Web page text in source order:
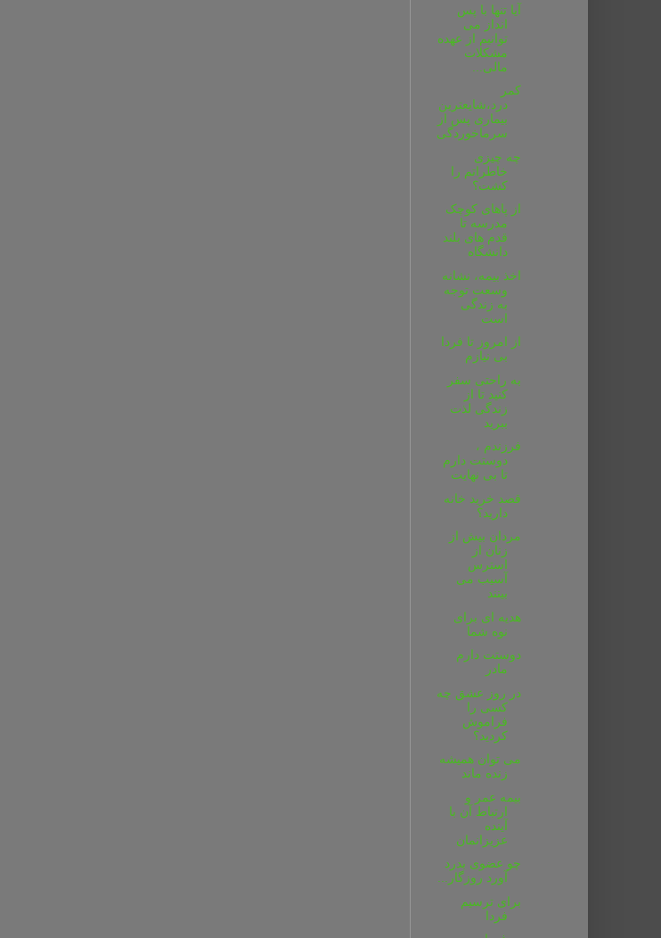
آیا تنها با پس
انداز می
توانیم از عهده
مشکلات
مالی...
کمر
درد،شایعترین
بیماری پس از
سرماخوردگی
چه چیزی
خاطراتم را
کشت؟
از پاهای کوچک
مدرسه تا
قدم های بلند
دانشگاه
اخذ بیمه، نشانه
وسعت توجه
به زندگی
است
از امروز تا فردا
بی نیازم
به راحتی سفر
کنید تا از
زندگی لذت
ببرید
فرزندم ،
دوستت دارم
تا بی نهایت
قصد خرید خانه
دارید؟
مردان بیش از
زنان از
استرس
آسیب می
بینند
هدیه ای برای
نوه شما
دوستت دارم
مادر
در روز عشق چه
کسی را
فراموش
کردید؟
می توان همیشه
زنده ماند
بیمه عمر و
ارتباط آن با
آینده
عزیزانمان
چو عضوی بدرد
آورد روزگار...
برای ترسیم
فردا